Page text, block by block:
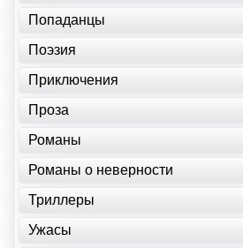
Попаданцы
Поэзия
Приключения
Проза
Романы
Романы о неверности
Триллеры
Ужасы